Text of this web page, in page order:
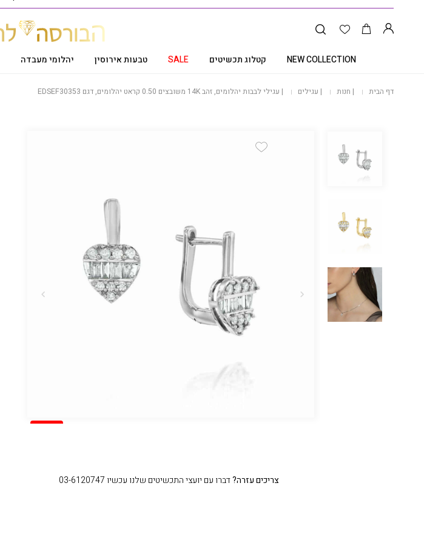
NEW COLLECTION קטלוג תכשיטים SALE טבעות אירוסין יהלומי מעבדה
דף הבית | חנות | עגילים | עגילי לבבות יהלומים, זהב 14K משובצים 0.50 קראט יהלומים, דגם EDSEF30353
SALE
צריכים עזרה?דברו עם יועצי התכשיטים שלנו עכשיו 03-6120747